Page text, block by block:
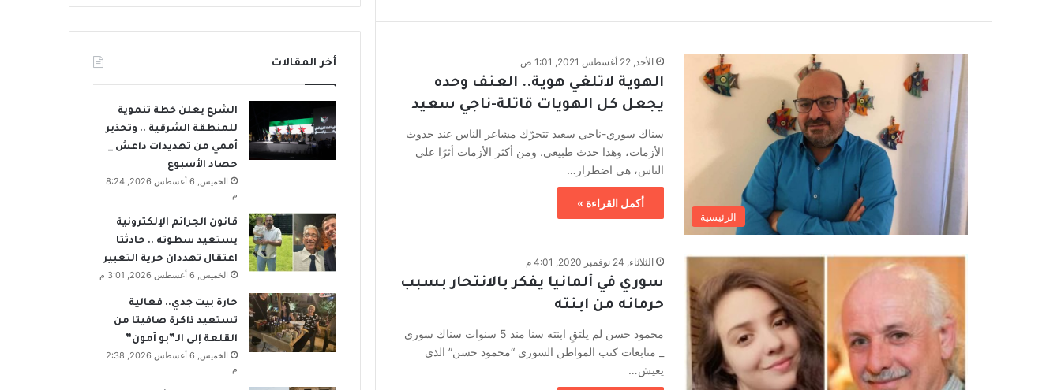
الرئيسية
الأحد, 22 أغسطس 2021, 1:01 ص
الهوية لاتلغي هوية.. العنف وحده
يجعل كل الهويات قاتلة-ناجي سعيد
سناك سوري-ناجي سعيد تتحرّك مشاعر الناس عند حدوث
الأزمات، وهذا حدث طبيعي. ومن أكثر الأزمات أثرًا على
الناس، هي اضطرار…
أكمل القراءة »
الثلاثاء, 24 نوفمبر 2020, 4:01 م
سوري في ألمانيا يفكر بالانتحار بسبب
حرمانه من ابنته
محمود حسن لم يلتقِ ابنته سنا منذ 5 سنوات سناك سوري
_ متابعات كتب المواطن السوري “محمود حسن” الذي
يعيش…
أخر المقالات
الشرع يعلن خطة تنموية
للمنطقة الشرقية .. وتحذير
أممي من تهديدات داعش _
حصاد الأسبوع
الخميس, 6 أغسطس 2026, 8:24
م
قانون الجرائم الإلكترونية
يستعيد سطوته .. حادثتا
اعتقال تهددان حرية التعبير
الخميس, 6 أغسطس 2026, 3:01 م
حارة بيت جدي.. فعالية
تستعيد ذاكرة صافيتا من
القلعة إلى الـ”بو آمون”
الخميس, 6 أغسطس 2026, 2:38
م